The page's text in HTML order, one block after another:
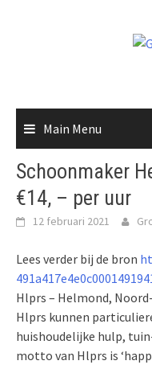
Main Menu
Schoonmaker
€14, – per uur
12 februari 2021
Lees verder bij de bron
Hlprs – Helmond,
Hlprs kunnen
huishoudelijke hulp,
motto van Hlprs is